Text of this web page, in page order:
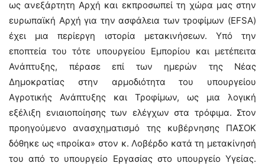
ως ανεξάρτητη Αρχή και εκπροσωπεί τη χώρα μας στην
ευρωπαϊκή Αρχή για την ασφάλεια των τροφίμων (EFSA)
έχει μια περίεργη ιστορία μετακινήσεων. Υπό την
εποπτεία του τότε υπουργείου Εμπορίου και μετέπειτα
Ανάπτυξης, πέρασε επί των ημερών της Νέας
Δημοκρατίας στην αρμοδιότητα του υπουργείου
Αγροτικής Ανάπτυξης και Τροφίμων, ως μια λογική
εξέλιξη ενιαιοποίησης των ελέγχων στα τρόφιμα. Στον
προηγούμενο ανασχηματισμό της κυβέρνησης ΠΑΣΟΚ
δόθηκε ως «προίκα» στον κ. Λοβέρδο κατά τη μετακίνησή
του από το υπουργείο Εργασίας στο υπουργείο Υγείας.